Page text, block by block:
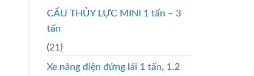
CẨU THỦY LỰC MINI 1 tấn – 3
tấn
(21)
Xe nâng điện đứng lái 1 tấn, 1.2